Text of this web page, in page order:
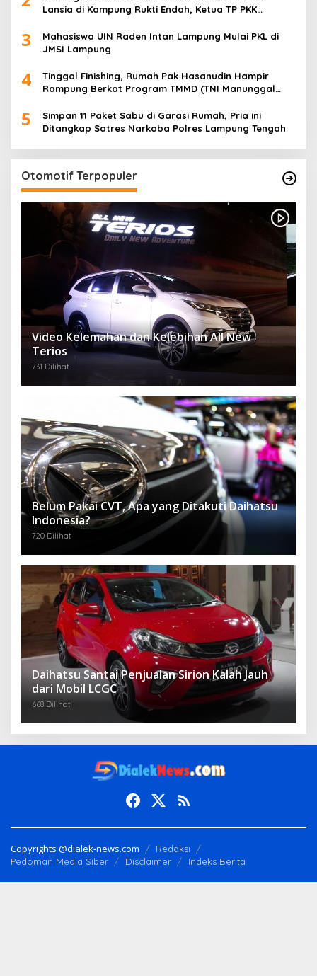
Lansia di Kampung Rukti Endah, Ketua TP PKK
Desa
3
Mahasiswa UIN Raden Intan Lampung Mulai PKL di
JMSI Lampung
4
Tinggal Finishing, Rumah Pak Hasanudin Hampir
Rampung Berkat Program TMMD (TNI Manunggal
5
Simpan 11 Paket Sabu di Garasi Rumah, Pria ini
Ditangkap Satres Narkoba Polres Lampung Tengah
Otomotif Terpopuler
Video Kelemahan dan Kelebihan All New
Terios
731 Dilihat
Belum Pakai CVT, Apa yang Ditakuti Daihatsu
Indonesia?
720 Dilihat
Daihatsu Santai Penjualan Sirion Kalah Jauh
dari Mobil LCGC
668 Dilihat
Copyrights @dialek-news.com
Redaksi
Pedoman Media Siber
Disclaimer Indeks Berita